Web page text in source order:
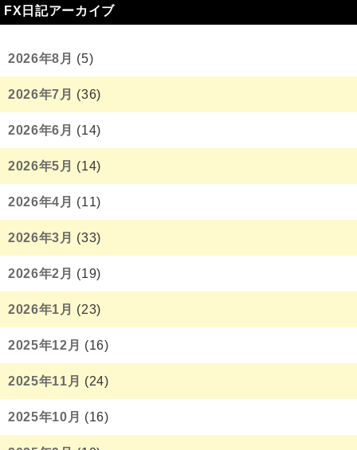
FX日記アーカイブ
2026年8月 (5)
2026年7月 (36)
2026年6月 (14)
2026年5月 (14)
2026年4月 (11)
2026年3月 (33)
2026年2月 (19)
2026年1月 (23)
2025年12月 (16)
2025年11月 (24)
2025年10月 (16)